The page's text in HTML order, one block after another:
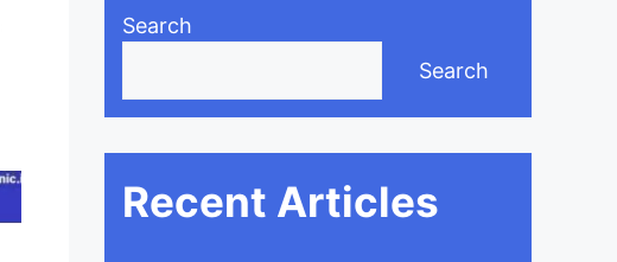
Search
Search
Recent Articles